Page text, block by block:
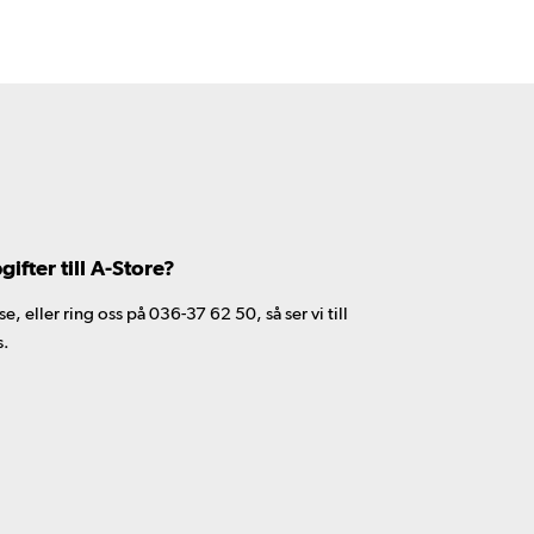
till A-Store?
eller ring oss på 036-37 62 50, så ser vi till